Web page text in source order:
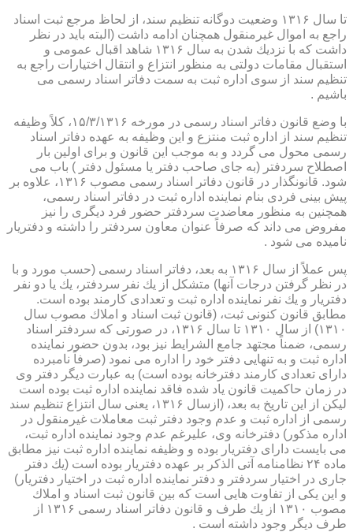
تا سال ۱۳۱۶ وضعیت دوگانه تنظیم سند، از لحاظ مرجع ثبت اسناد
راجع به اموال غیرمنقول همچنان ادامه داشت (البته باید در نظر
داشت كه با نزدیك شدن به سال ۱۳۱۶ شاهد اقبال عمومی و
استقبال مقامات دولتی به منظور انتزاع و انتقال اختیارات راجع به
تنظیم سند از سوی اداره ثبت به سمت دفاتر اسناد رسمی می
باشیم .
با وضع قانون دفاتر اسناد رسمی در مورخه ۱۵/۳/۱۳۱۶، كلاً وظیفه
تنظیم سند از اداره ثبت منتزع و این وظیفه به عهده دفاتر اسناد
رسمی محول می گردد و به موجب این قانون و برای اولین بار
اصطلاح سردفتر (به جای صاحب دفتر یا مسئول دفتر ) باب می
شود. قانونگذار در قانون دفاتر اسناد رسمی مصوب ۱۳۱۶، علاوه بر
پیش بینی فردی بنام نماینده اداره ثبت در دفاتر اسناد رسمی،
همچنین به منظور معاضدت سردفتر حضور فرد دیگری را نیز
مفروض می داند كه صرفاً عنوان معاون سردفتر را داشته و دفتریار
نامیده می شود .
پس عملاً از سال ۱۳۱۶ به بعد، دفاتر اسناد رسمی (حسب مورد و با
در نظر گرفتن درجات آنها) متشكل از یك نفر سردفتر، یك یا دو نفر
دفتریار و یك نفر نماینده اداره ثبت و تعدادی كارمند بوده است.
مطابق قانون كنونی ثبت، (قانون ثبت اسناد و املاك مصوب سال
۱۳۱۰) از سال ۱۳۱۰ تا سال ۱۳۱۶، در صورتی كه سردفتر اسناد
رسمی، ضمناً مجتهد جامع الشرایط نیز بود، بدون حضور نماینده
اداره ثبت و به تنهایی دفتر خود را اداره می نمود (صرفاً نامبرده
دارای تعدادی كارمند دفترخانه بوده است) به عبارت دیگر دفتر وی
در زمان حاكمیت قانون یاد شده فاقد نماینده اداره ثبت بوده است
لیكن از این تاریخ به بعد، (ازسال ۱۳۱۶، یعنی سال انتزاع تنظیم سند
رسمی از اداره ثبت و عدم وجود دفتر ثبت معاملات غیرمنقول در
اداره مذكور) دفترخانه وی، علیرغم عدم وجود نماینده اداره ثبت،
می بایست دارای دفتریار بوده و وظیفه نماینده اداره ثبت نیز مطابق
ماده ۲۴ نظامنامه آتی الذكر بر عهده دفتریار بوده است (یك دفتر
جاری در اختیار سردفتر و دفتر نماینده اداره ثبت در اختیار دفتریار)
و این یكی از تفاوت هایی است كه بین قانون ثبت اسناد و املاك
مصوب ۱۳۱۰ از یك طرف و قانون دفاتر اسناد رسمی ۱۳۱۶ از
طرف دیگر وجود داشته است .